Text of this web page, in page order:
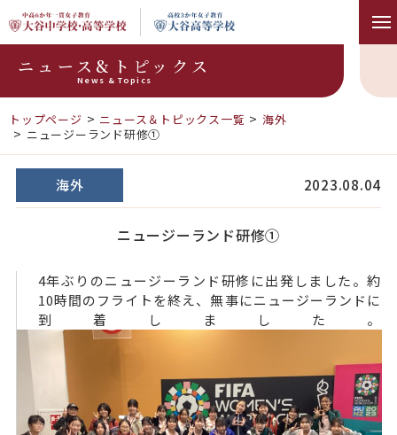
ニュース&トピックス
News & Topics
トップページ ニュース＆トピックス一覧
海外
ニュージーランド研修①
海外 2023.08.04
ニュージーランド研修①
4年ぶりのニュージーランド研修に出発しました。約
10時間のフライトを終え、無事にニュージーランドに
到着しました。